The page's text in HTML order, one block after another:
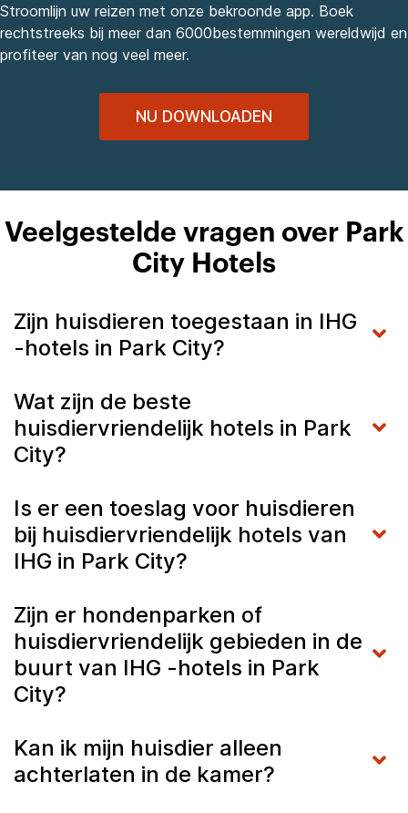
Stroomlijn uw reizen met onze bekroonde app. Boek
rechtstreeks bij meer dan 6000bestemmingen wereldwijd en
profiteer van nog veel meer.
NU DOWNLOADEN
Veelgestelde vragen over Park
City Hotels
Zijn huisdieren toegestaan in IHG
-hotels in Park City?
Wat zijn de beste
huisdiervriendelijk hotels in Park
City?
Is er een toeslag voor huisdieren
bij huisdiervriendelijk hotels van
IHG in Park City?
Zijn er hondenparken of
huisdiervriendelijk gebieden in de
buurt van IHG -hotels in Park
City?
Kan ik mijn huisdier alleen
achterlaten in de kamer?